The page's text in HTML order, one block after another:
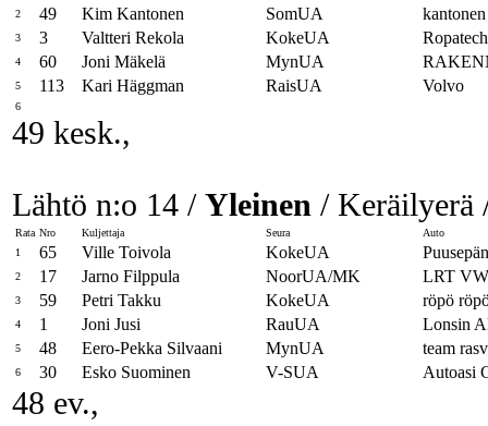
2 49 Kim Kantonen SomUA
3 3 Valtteri Rekola KokeUA
4 60 Joni Mäkelä MynUA
5 113 Kari Häggman RaisUA Volvo
6
49 kesk.,
Lähtö n:o 14 / Yleinen / Keräilyerä
Rata Nro Kuljettaja Seura
Auto
1
65 Ville Toivola KokeUA
2 17 Jarno Filppula NoorUA/MK LRT VW
3 59 Petri Takku KokeUA röpö
4 1 Joni Jusi RauUA Lonsin
5 48 Eero-Pekka Silvaani MynUA team
6 30 Esko Suominen V-SUA Autoasi
48 ev.,